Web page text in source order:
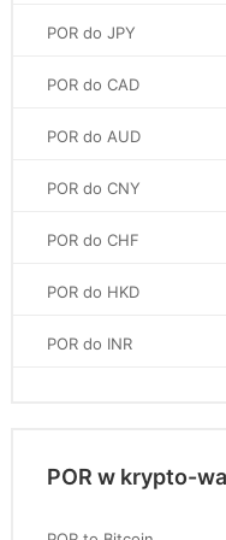
POR do JPY
POR do CAD
POR do AUD
POR do CNY
POR do CHF
POR do HKD
POR do INR
POR w krypto-